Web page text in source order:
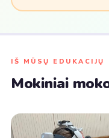
IŠ MŪSŲ EDUKACIJŲ
Mokiniai